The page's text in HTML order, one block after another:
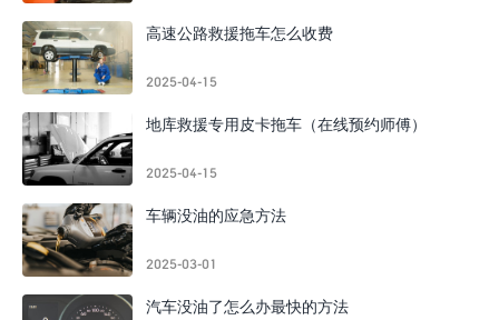
高速公路救援拖车怎么收费
2025-04-15
地库救援专用皮卡拖车（在线预约师傅）
2025-04-15
车辆没油的应急方法
2025-03-01
汽车没油了怎么办最快的方法